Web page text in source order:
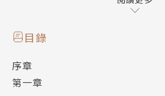
再厲害的室內設計師，改造得了
係。雅雅何嘗不知，種種跡象都
昆也並非真的想背叛，他貪的不
遺忘的青春。
目錄
序章
第一章